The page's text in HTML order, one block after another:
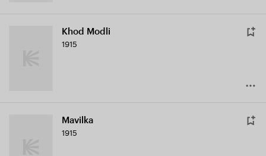
Khod Modli
1915
Mavilka
1915